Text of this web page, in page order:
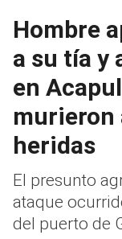
Hombre
a su tía y
en
murieron
heridas
El presunto
ataque
del puerto de